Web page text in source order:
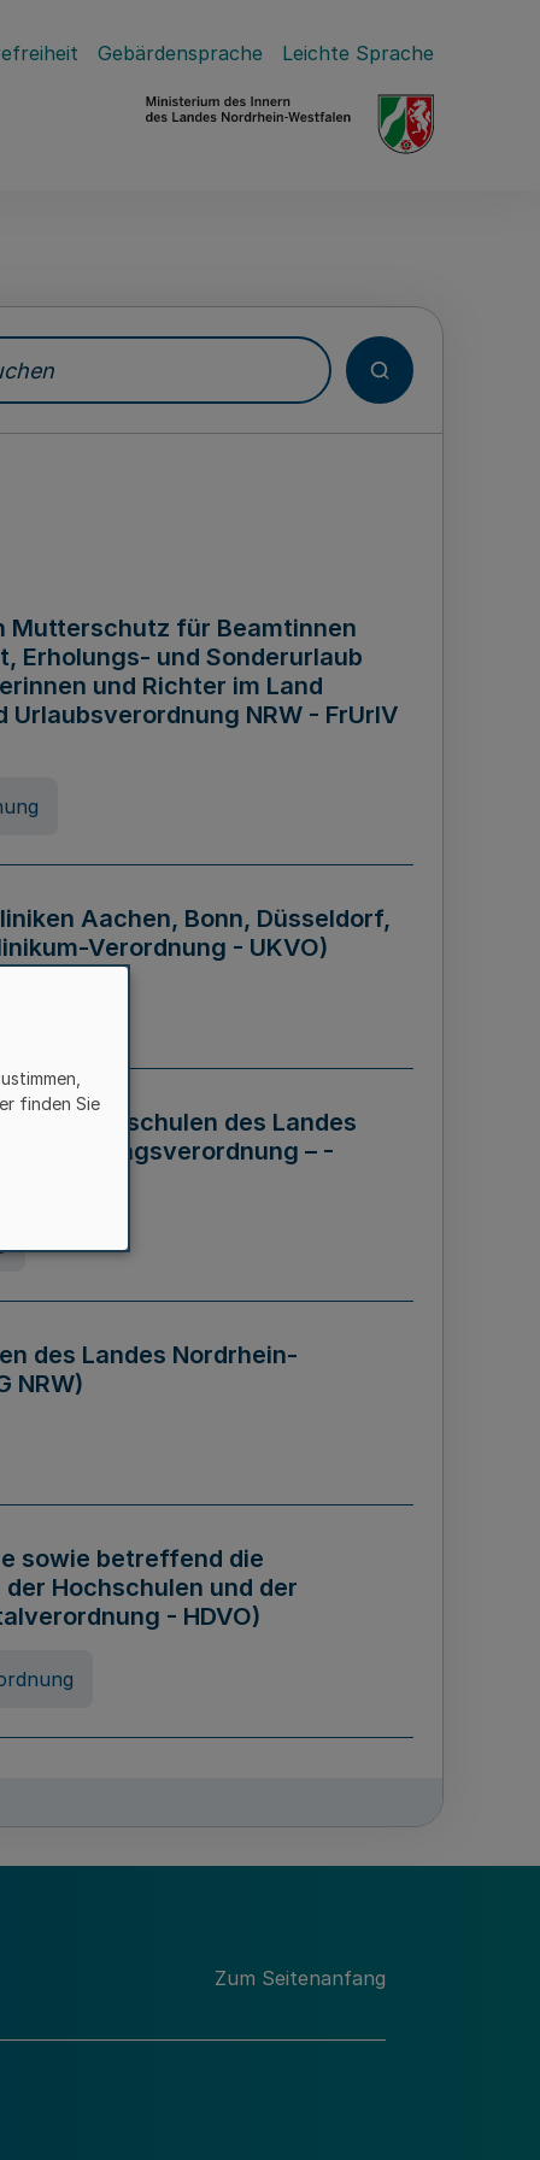
Gebärdensprache Leichte Sprache
Mutterschutz für Beamtinnen
Erholungs- und Sonderurlaub
und Richter im Land
NRW - FrUrlV
Aachen, Bonn, Düsseldorf,
Verordnung - UKVO)
der Hochschulen des Landes
– -
des Landes Nordrhein-
NRW)
sowie betreffend die
Hochschulen und der
- HDVO)
des Landes Nordrhein-
Zum Seitenanfang
finden Sie